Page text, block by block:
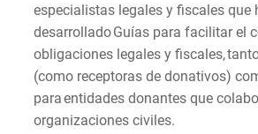
especialistas legales y fiscales que
desarrollado Guías para facilitar el
obligaciones legales y fiscales,
(como receptoras de donativos)
para entidades donantes que
organizaciones civiles.